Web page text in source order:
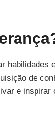
habilidades
de
e inspirar